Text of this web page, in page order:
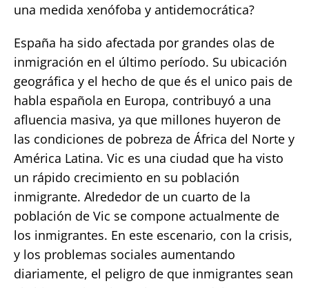
una medida xenófoba y antidemocrática?
España ha sido afectada por grandes olas de
inmigración en el último período. Su ubicación
geográfica y el hecho de que és el unico pais de
habla española en Europa, contribuyó a una
afluencia masiva, ya que millones huyeron de
las condiciones de pobreza de África del Norte y
América Latina. Vic es una ciudad que ha visto
un rápido crecimiento en su población
inmigrante. Alrededor de un cuarto de la
población de Vic se compone actualmente de
los inmigrantes. En este escenario, con la crisis,
y los problemas sociales aumentando
diariamente, el peligro de que inmigrantes sean